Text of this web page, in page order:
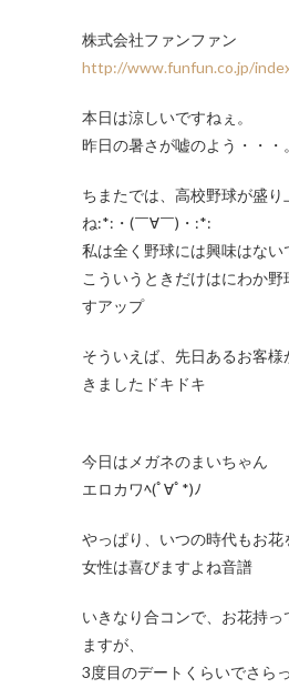
株式会社ファンファン
http://www.funfun.co.jp/
本日は涼しいですねぇ。
昨日の暑さが嘘のよう・・・。
ちまたでは、高校野球が盛り
ね:*:・(￣∀￣)・:*:
私は全く野球には興味はない
こういうときだけはにわか
すアップ
そういえば、先日あるお客
きましたドキドキ
今日はメガネのまいちゃん
エロカワﾍ(ﾟ∀ﾟ*)ﾉ
やっぱり、いつの時代もお花
女性は喜びますよね音譜
いきなり合コンで、お花持
ますが、
3度目のデートくらいでさら